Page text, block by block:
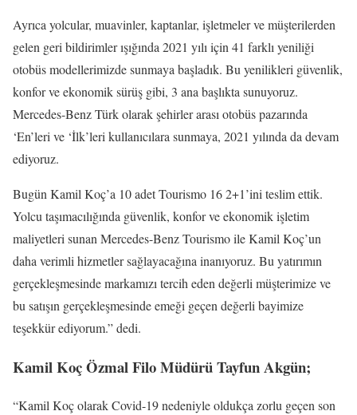
Ayrıca yolcular, muavinler, kaptanlar, işletmeler ve müşterilerden
gelen geri bildirimler ışığında 2021 yılı için 41 farklı yeniliği
otobüs modellerimizde sunmaya başladık. Bu yenilikleri güvenlik,
konfor ve ekonomik sürüş gibi, 3 ana başlıkta sunuyoruz.
Mercedes-Benz Türk olarak şehirler arası otobüs pazarında
‘En’leri ve ‘İlk’leri kullanıcılara sunmaya, 2021 yılında da devam
ediyoruz.
Bugün Kamil Koç’a 10 adet Tourismo 16 2+1’ini teslim ettik.
Yolcu taşımacılığında güvenlik, konfor ve ekonomik işletim
maliyetleri sunan Mercedes-Benz Tourismo ile Kamil Koç’un
daha verimli hizmetler sağlayacağına inanıyoruz. Bu yatırımın
gerçekleşmesinde markamızı tercih eden değerli müşterimize ve
bu satışın gerçekleşmesinde emeği geçen değerli bayimize
teşekkür ediyorum.” dedi.
Kamil Koç Özmal Filo Müdürü Tayfun Akgün;
“Kamil Koç olarak Covid-19 nedeniyle oldukça zorlu geçen son